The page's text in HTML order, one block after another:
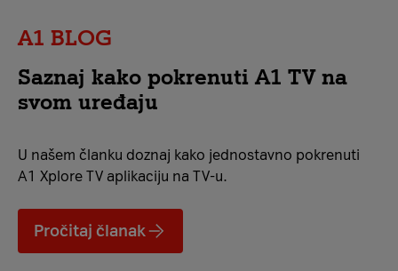
A1 BLOG
Saznaj kako pokrenuti A1 TV na
svom uređaju
U našem članku doznaj kako jednostavno pokrenuti
A1 Xplore TV aplikaciju na TV-u.
Pročitaj članak